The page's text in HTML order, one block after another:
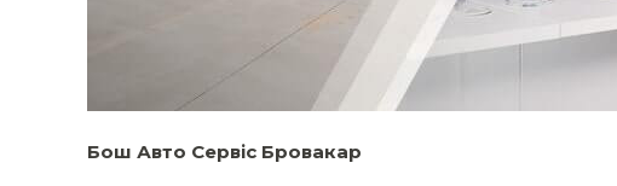
Бош Авто Сервіс Бровакар